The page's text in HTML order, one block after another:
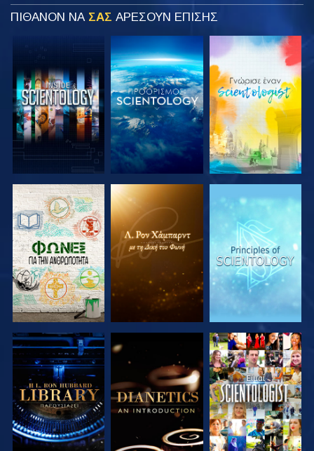
ΠΙΘΑΝΟΝ ΝΑ ΣΑΣ ΑΡΕΣΟΥΝ ΕΠΙΣΗΣ
ΕΞΕΡΕΥΝΗΣΤΕ
ΤΗ ΣΕΙΡΑ
ΕΞΕΡΕΥΝΗΣΤΕ
ΤΗ ΣΕΙΡΑ
ΕΞΕΡΕΥΝΗΣΤΕ
ΤΗ ΣΕΙΡΑ
ΕΞΕΡΕΥΝΗΣΤΕ
ΤΗ ΣΕΙΡΑ
ΕΞΕΡΕΥΝΗΣΤΕ
ΤΗ ΣΕΙΡΑ
ΠΑΡΑΚΟΛΟΥΘΗΣΤΕ